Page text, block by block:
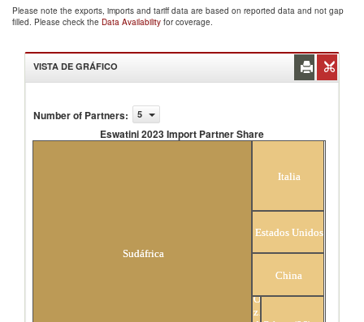
Please note the exports, imports and tariff data are based on reported data and not gap
filled. Please check the Data Availability for coverage.
VISTA DE GRÁFICO
Number of Partners: 5
Eswatini 2023 Import Partner Share
Sudáfrica
Italia
Estados Unidos
China
Otra
zona